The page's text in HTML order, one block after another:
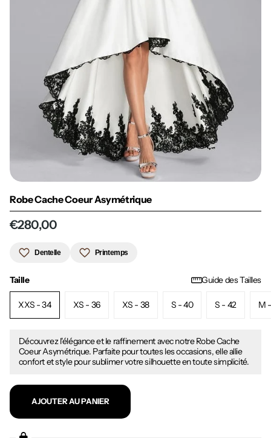
Robe Cache Coeur Asymétrique
€280,00
Dentelle Printemps
Taille Guide des Tailles
XXS - 34 XS - 36 XS - 38 S - 40 S - 42 M
Découvrez l'élégance et le raffinement avec notre Robe Cache
Coeur Asymétrique. Parfaite pour toutes les occasions, elle allie
confort et style pour sublimer votre silhouette en toute simplicité.
AJOUTER AU PANIER